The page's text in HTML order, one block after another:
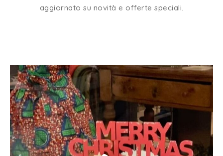
aggiornato su novità e offerte speciali.